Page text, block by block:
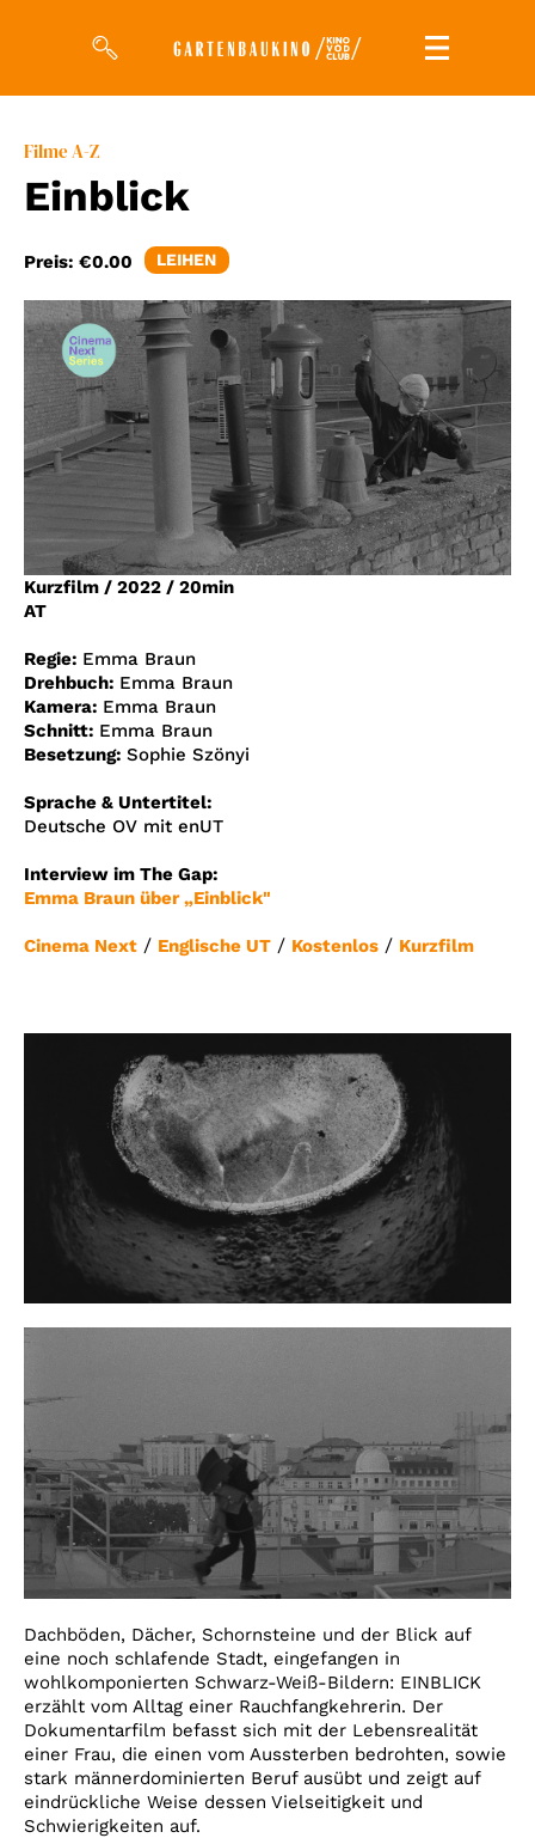
Magazin
Kuratierungen
Events
So geht’s
Filmpakete
Gutscheine
& Filmpässe
Account
Suche
Filme A-Z
Einblick
Preis: €0.00 LEIHEN
Kurzfilm / 2022 / 20min
AT
Regie: Emma Braun
Drehbuch: Emma Braun
Kamera: Emma Braun
Schnitt: Emma Braun
Besetzung: Sophie Szönyi
Sprache & Untertitel:
Deutsche OV mit enUT
Interview im The Gap:
Emma Braun über „Einblick"
Cinema Next / Englische UT / Kostenlos / Kurzfilm
Dachböden, Dächer, Schornsteine und der Blick auf
eine noch schlafende Stadt, eingefangen in
wohlkomponierten Schwarz-Weiß-Bildern: EINBLICK
erzählt vom Alltag einer Rauchfangkehrerin. Der
Dokumentarfilm befasst sich mit der Lebensrealität
einer Frau, die einen vom Aussterben bedrohten, sowie
stark männerdominierten Beruf ausübt und zeigt auf
eindrückliche Weise dessen Vielseitigkeit und
Schwierigkeiten auf.